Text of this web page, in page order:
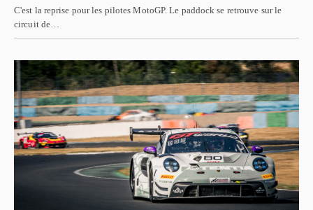
C'est la reprise pour les pilotes MotoGP. Le paddock se retrouve sur le
circuit de…